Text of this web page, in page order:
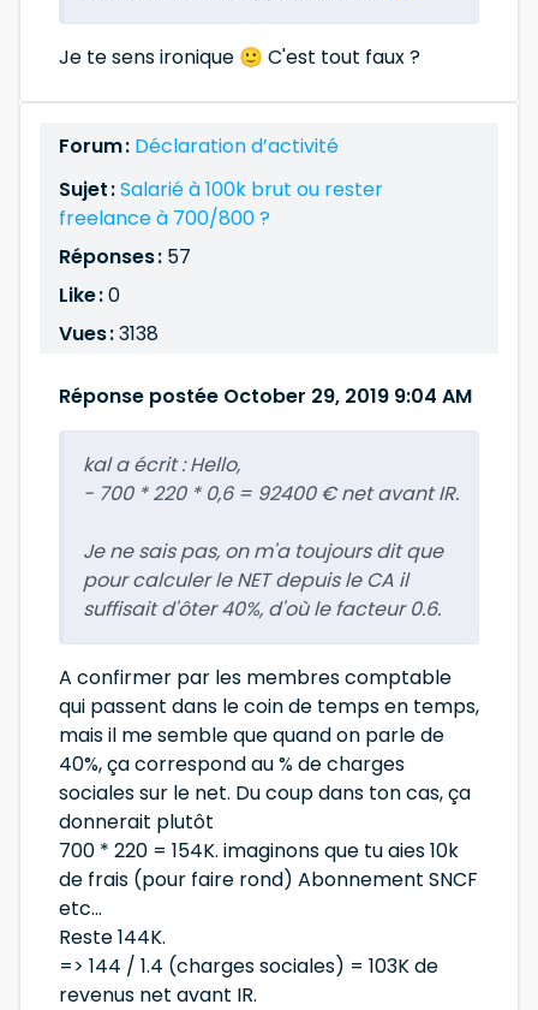
Je te sens ironique 🙂 C'est tout faux ?
Forum : Déclaration d’activité
Sujet :Salarié à 100k brut ou rester
freelance à 700/800 ?
Réponses : 57
Like :0
Vues :3138
Réponse postée October 29, 2019 9:04 AM
kal a écrit :Hello,
- 700 * 220 * 0,6 = 92400 € net avant IR.
Je ne sais pas, on m'a toujours dit que
pour calculer le NET depuis le CA il
suffisait d'ôter 40%, d'où le facteur 0.6.
A confirmer par les membres comptable
qui passent dans le coin de temps en temps,
mais il me semble que quand on parle de
40%, ça correspond au % de charges
sociales sur le net. Du coup dans ton cas, ça
donnerait plutôt
700 * 220 = 154K. imaginons que tu aies 10k
de frais (pour faire rond) Abonnement SNCF
etc...
Reste 144K.
=> 144 / 1.4 (charges sociales) = 103K de
revenus net avant IR.